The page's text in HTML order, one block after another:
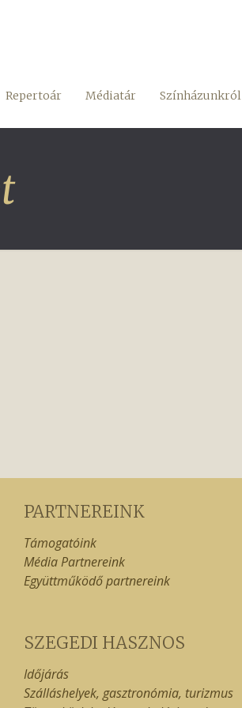
Repertoár Médiatár Színházunkról
PARTNEREINK
Támogatóink
Média Partnereink
Együttműködő partnereink
SZEGEDI HASZNOS
Időjárás
Szálláshelyek, gasztronómia, turizmus